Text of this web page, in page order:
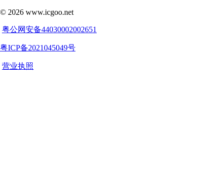
© 2026 www.icgoo.net
粤公网安备44030002002651
粤ICP备2021045049号
营业执照